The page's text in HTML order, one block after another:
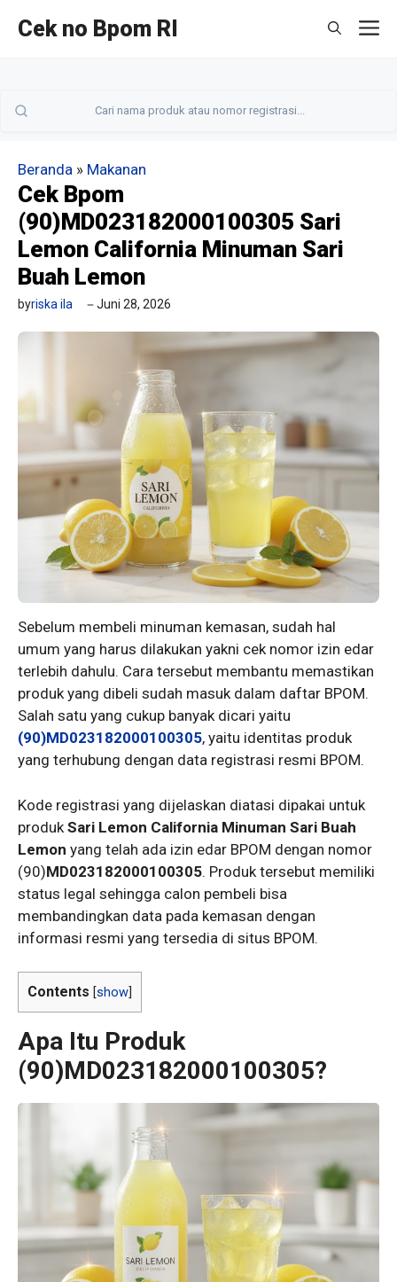
Cek no Bpom RI
Beranda » Makanan
Cek Bpom
(90)MD023182000100305 Sari
Lemon California Minuman Sari
Buah Lemon
byriska ila Juni 28, 2026
Sebelum membeli minuman kemasan, sudah hal
umum yang harus dilakukan yakni cek nomor izin edar
terlebih dahulu. Cara tersebut membantu memastikan
produk yang dibeli sudah masuk dalam daftar BPOM.
Salah satu yang cukup banyak dicari yaitu
(90)MD023182000100305, yaitu identitas produk
yang terhubung dengan data registrasi resmi BPOM.
Kode registrasi yang dijelaskan diatasi dipakai untuk
produk Sari Lemon California Minuman Sari Buah
Lemon yang telah ada izin edar BPOM dengan nomor
(90)MD023182000100305. Produk tersebut memiliki
status legal sehingga calon pembeli bisa
membandingkan data pada kemasan dengan
informasi resmi yang tersedia di situs BPOM.
Contents [show
Apa Itu Produk
(90)MD023182000100305?